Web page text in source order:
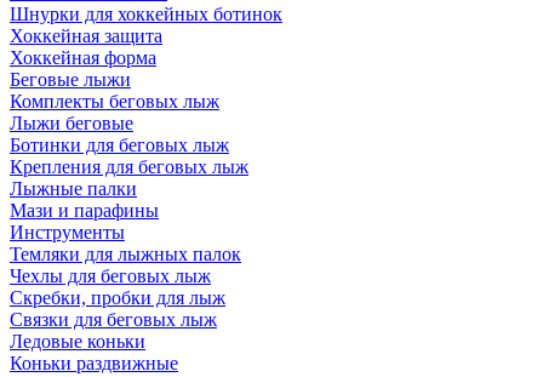
Шнурки для хоккейных ботинок
Хоккейная защита
Хоккейная форма
Беговые лыжи
Комплекты беговых лыж
Лыжи беговые
Ботинки для беговых лыж
Крепления для беговых лыж
Лыжные палки
Мази и парафины
Инструменты
Темляки для лыжных палок
Чехлы для беговых лыж
Скребки, пробки для лыж
Связки для беговых лыж
Ледовые коньки
Коньки раздвижные